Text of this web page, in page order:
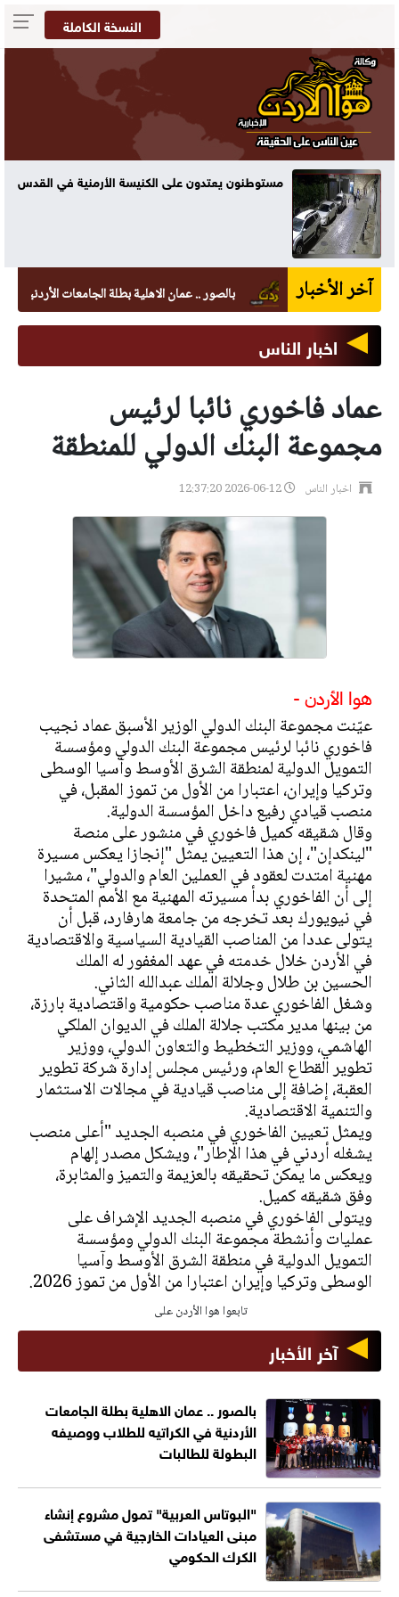
النسخة الكاملة
مستوطنون يعتدون على الكنيسة الأرمنية في القدس
آخر الأخبار بالصور .. عمان الاهلية بطلة الجامعات الأردنية في
اخبار الناس
عماد فاخوري نائبا لرئيس
مجموعة البنك الدولي للمنطقة
اخبار الناس
هوا الأردن -
عيّنت مجموعة البنك الدولي الوزير الأسبق عماد نجيب
فاخوري نائبا لرئيس مجموعة البنك الدولي ومؤسسة
التمويل الدولية لمنطقة الشرق الأوسط وآسيا الوسطى
وتركيا وإيران، اعتبارا من الأول من تموز المقبل، في
منصب قيادي رفيع داخل المؤسسة الدولية.
وقال شقيقه كميل فاخوري في منشور على منصة
"لينكدإن"، إن هذا التعيين يمثل "إنجازا يعكس مسيرة
مهنية امتدت لعقود في العملين العام والدولي"، مشيرا
إلى أن الفاخوري بدأ مسيرته المهنية مع الأمم المتحدة
في نيويورك بعد تخرجه من جامعة هارفارد، قبل أن
يتولى عددا من المناصب القيادية السياسية والاقتصادية
في الأردن خلال خدمته في عهد المغفور له الملك
الحسين بن طلال وجلالة الملك عبدالله الثاني.
وشغل الفاخوري عدة مناصب حكومية واقتصادية بارزة،
من بينها مدير مكتب جلالة الملك في الديوان الملكي
الهاشمي، ووزير التخطيط والتعاون الدولي، ووزير
تطوير القطاع العام، ورئيس مجلس إدارة شركة تطوير
العقبة، إضافة إلى مناصب قيادية في مجالات الاستثمار
والتنمية الاقتصادية.
ويمثل تعيين الفاخوري في منصبه الجديد "أعلى منصب
يشغله أردني في هذا الإطار"، ويشكل مصدر إلهام
ويعكس ما يمكن تحقيقه بالعزيمة والتميز والمثابرة،
وفق شقيقه كميل.
ويتولى الفاخوري في منصبه الجديد الإشراف على
عمليات وأنشطة مجموعة البنك الدولي ومؤسسة
التمويل الدولية في منطقة الشرق الأوسط وآسيا
الوسطى وتركيا وإيران اعتبارا من الأول من تموز 2026.
تابعوا هوا الأردن على
آخر الأخبار
بالصور .. عمان الاهلية بطلة الجامعات
الأردنية في الكراتيه للطلاب ووصيفه
البطولة للطالبات
"البوتاس العربية" تمول مشروع إنشاء
مبنى العيادات الخارجية في مستشفى
الكرك الحكومي